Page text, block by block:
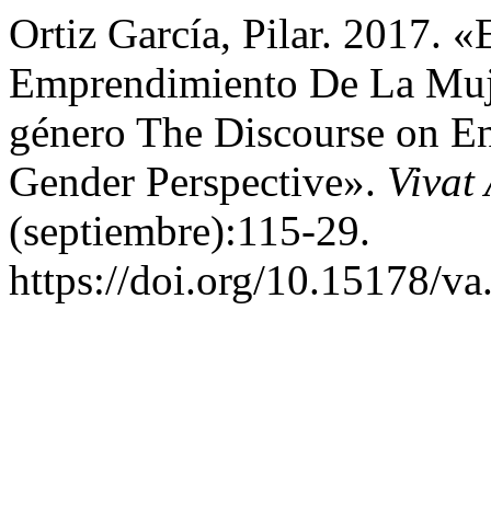
Ortiz García, Pilar. 2017.
Emprendimiento De La
género The Discourse on
Gender Perspective». Vivat
(septiembre):115-29.
https://doi.org/10.15178/